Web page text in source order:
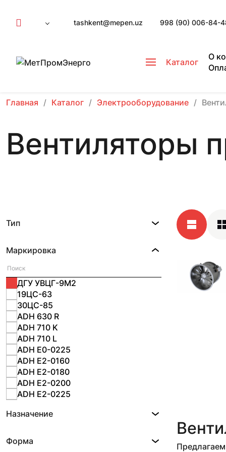
tashkent@mepen.uz 998 (90) 006-84-
Каталог
О
Главная Каталог Электрооборудование
Вентиляторы
Тип
Маркировка
19ЦС-63
30ЦС-85
ADH 630 R
ADH 710 K
ADH 710 L
ADH E0-0225
ADH E2-0160
ADH E2-0180
ADH E2-0200
ADH E2-0225
ADH E2-0315
ADH E2-0400
ДГУ УВЦГ-9М2
Назначение
Форма